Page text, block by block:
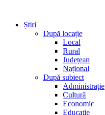
Știri
După locație
Local
Rural
Județean
Național
După subiect
Administrație
Cultură
Economic
Educație